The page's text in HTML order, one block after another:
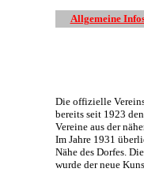
Allgemeine
Die offizielle
bereits seit 1923
Vereine aus der
Im Jahre 1931
Nähe des Dorfes.
wurde der neue